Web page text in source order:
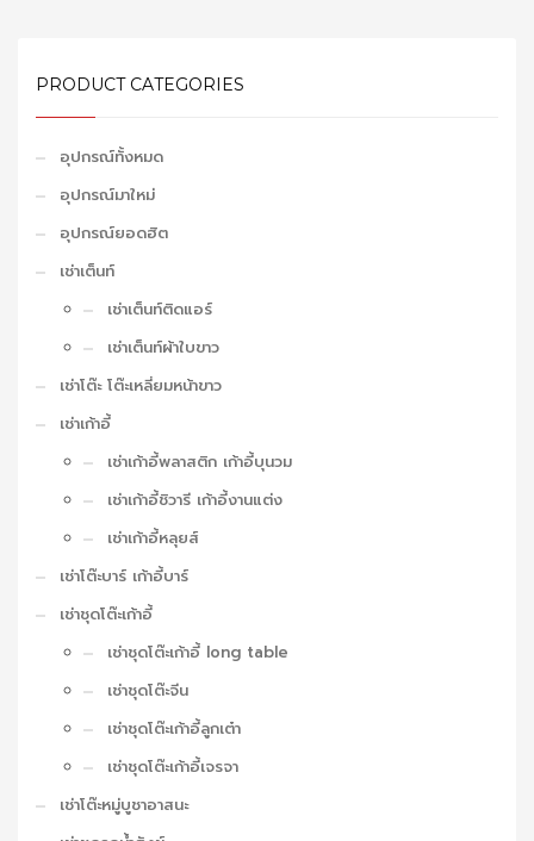
PRODUCT CATEGORIES
อุปกรณ์ทั้งหมด
อุปกรณ์มาใหม่
อุปกรณ์ยอดฮิต
เช่าเต็นท์
เช่าเต็นท์ติดแอร์
เช่าเต็นท์ผ้าใบขาว
เช่าโต๊ะ โต๊ะเหลี่ยมหน้าขาว
เช่าเก้าอี้
เช่าเก้าอี้พลาสติก เก้าอี้บุนวม
เช่าเก้าอี้ชิวารี เก้าอี้งานแต่ง
เช่าเก้าอี้หลุยส์
เช่าโต๊ะบาร์ เก้าอี้บาร์
เช่าชุดโต๊ะเก้าอี้
เช่าชุดโต๊ะเก้าอี้ long table
เช่าชุดโต๊ะจีน
เช่าชุดโต๊ะเก้าอี้ลูกเต๋า
เช่าชุดโต๊ะเก้าอี้เจรจา
เช่าโต๊ะหมู่บูชาอาสนะ